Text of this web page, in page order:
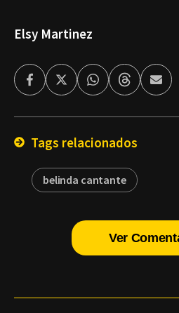
Elsy Martinez
FacebookTwitterWhatsappThreadsEnviar
por
Tags relacionados
belinda cantante
Ver